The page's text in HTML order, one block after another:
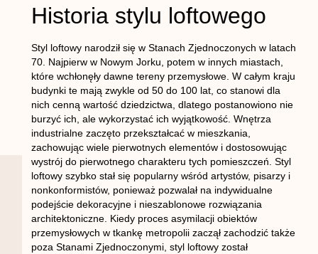
Historia stylu loftowego
Styl loftowy narodził się w Stanach Zjednoczonych w latach
70. Najpierw w Nowym Jorku, potem w innych miastach,
które wchłonęły dawne tereny przemysłowe. W całym kraju
budynki te mają zwykle od 50 do 100 lat, co stanowi dla
nich cenną wartość dziedzictwa, dlatego postanowiono nie
burzyć ich, ale wykorzystać ich wyjątkowość. Wnętrza
industrialne zaczęto przekształcać w mieszkania,
zachowując wiele pierwotnych elementów i dostosowując
wystrój do pierwotnego charakteru tych pomieszczeń. Styl
loftowy szybko stał się popularny wśród artystów, pisarzy i
nonkonformistów, ponieważ pozwalał na indywidualne
podejście dekoracyjne i nieszablonowe rozwiązania
architektoniczne. Kiedy proces asymilacji obiektów
przemysłowych w tkankę metropolii zaczął zachodzić także
poza Stanami Zjednoczonymi, styl loftowy został